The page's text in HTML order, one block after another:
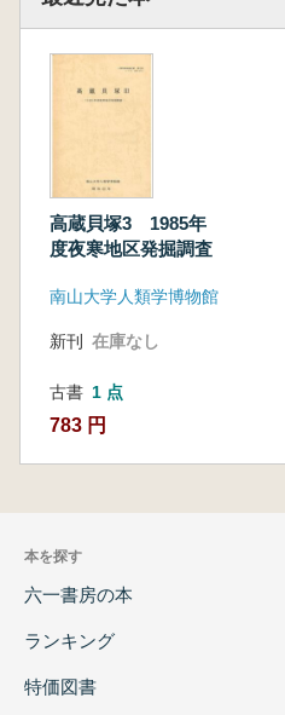
高蔵貝塚3 1985年
度夜寒地区発掘調査
南山大学人類学博物館
新刊 在庫なし
古書 1 点
783 円
本を探す
六一書房の本
ランキング
特価図書